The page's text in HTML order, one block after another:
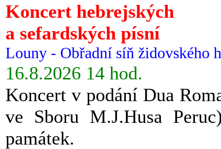
Koncert hebrejských
a sefardských písní
Louny - Obřadní síň židovského
16.8.2026 14 hod.
Koncert v podání Dua
ve Sboru M.J.Husa
památek.